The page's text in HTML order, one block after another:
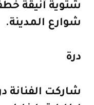
شتوية أنيقة
شوارع المدينة.
درة
شاركت الفنانة